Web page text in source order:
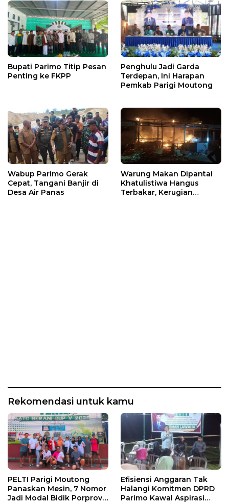
Bupati Parimo Titip Pesan
Penting ke FKPP
Penghulu Jadi Garda
Terdepan, Ini Harapan
Pemkab Parigi Moutong
Wabup Parimo Gerak
Cepat, Tangani Banjir di
Desa Air Panas
Warung Makan Dipantai
Khatulistiwa Hangus
Terbakar, Kerugian
Rekomendasi untuk kamu
PELTI Parigi Moutong
Panaskan Mesin, 7 Nomor
Jadi Modal Bidik Porprov
Efisiensi Anggaran Tak
Halangi Komitmen DPRD
Parimo Kawal Aspirasi